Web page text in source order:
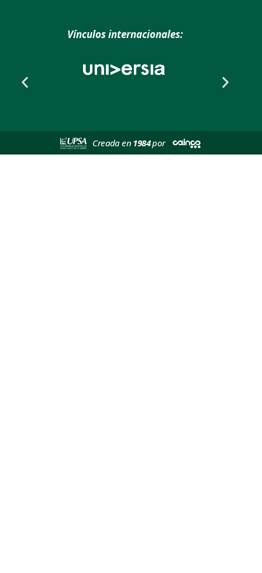
Vínculos internacionales:
Creada en 1984por